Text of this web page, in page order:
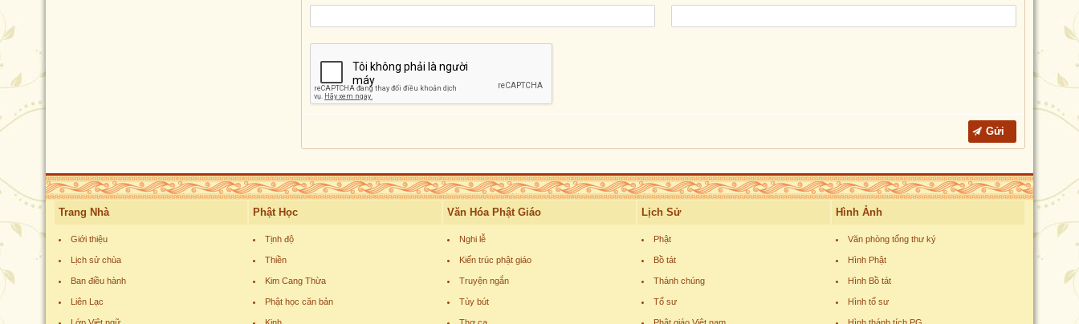
Trang Nhà
Giới thiệu
Lịch sử chùa
Ban điều hành
Liên Lạc
Lớp Việt ngữ
Phật Học
Tịnh độ
Thiền
Kim Cang Thừa
Phật học căn bản
Kinh
Văn Hóa Phật Giáo
Nghi lễ
Kiến trúc phật giáo
Truyện ngắn
Tùy bút
Thơ ca
Lịch Sử
Phật
Bồ tát
Thánh chúng
Tổ sư
Phật giáo Việt nam
Hình Ảnh
Văn phòng tổng thư ký
Hình Phật
Hình Bồ tát
Hình tổ sư
Hình thánh tích PG